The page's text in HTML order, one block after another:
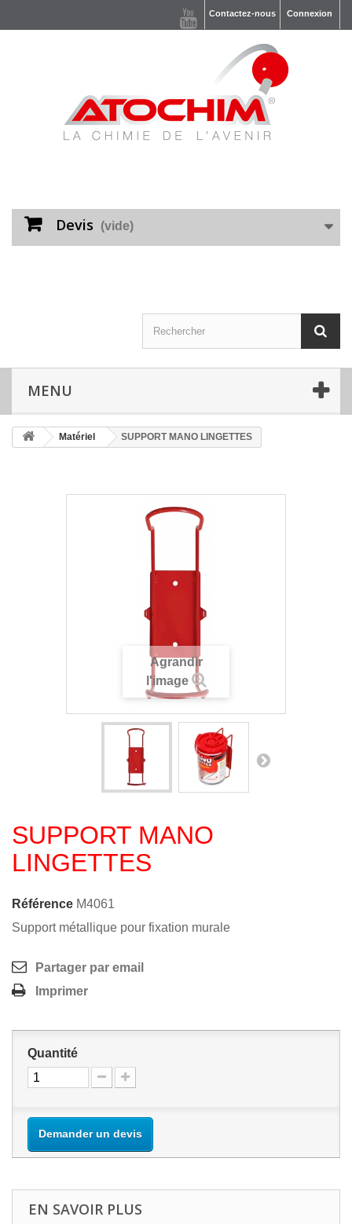
Connexion
Contactez-nous
Devis (vide)
MENU
Matériel SUPPORT MANO LINGETTES
Agrandir
l'image
SUPPORT MANO
LINGETTES
Référence M4061
Support métallique pour fixation murale
Partager par email
Imprimer
Quantité
Demander un devis
EN SAVOIR PLUS